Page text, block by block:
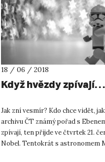
18 / 06 / 2018
Když hvězdy zpívají…
Jak zní vesmír? Kdo chce vidět,
archivu ČT známý pořad s
zpívají, ten přijde ve čtvrtek 21.
Nobel. Tentokrát s astronomem